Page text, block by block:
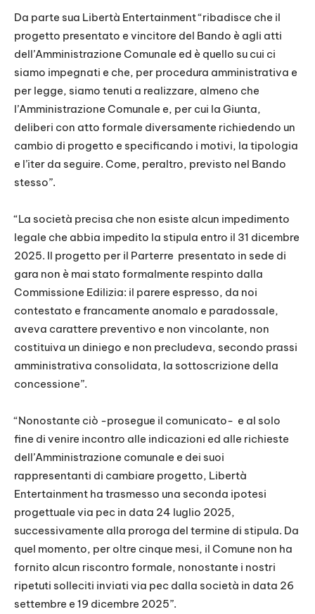
Da parte sua Libertà Entertainment “ribadisce che il
progetto presentato e vincitore del Bando è agli atti
dell’Amministrazione Comunale ed è quello su cui ci
siamo impegnati e che, per procedura amministrativa e
per legge, siamo tenuti a realizzare, almeno che
l’Amministrazione Comunale e, per cui la Giunta,
deliberi con atto formale diversamente richiedendo un
cambio di progetto e specificando i motivi, la tipologia
e l’iter da seguire. Come, peraltro, previsto nel Bando
stesso”.
“La società precisa che non esiste alcun impedimento
legale che abbia impedito la stipula entro il 31 dicembre
2025. Il progetto per il Parterre presentato in sede di
gara non è mai stato formalmente respinto dalla
Commissione Edilizia: il parere espresso, da noi
contestato e francamente anomalo e paradossale,
aveva carattere preventivo e non vincolante, non
costituiva un diniego e non precludeva, secondo prassi
amministrativa consolidata, la sottoscrizione della
concessione”.
“Nonostante ciò -prosegue il comunicato- e al solo
fine di venire incontro alle indicazioni ed alle richieste
dell’Amministrazione comunale e dei suoi
rappresentanti di cambiare progetto, Libertà
Entertainment ha trasmesso una seconda ipotesi
progettuale via pec in data 24 luglio 2025,
successivamente alla proroga del termine di stipula. Da
quel momento, per oltre cinque mesi, il Comune non ha
fornito alcun riscontro formale, nonostante i nostri
ripetuti solleciti inviati via pec dalla società in data 26
settembre e 19 dicembre 2025”.